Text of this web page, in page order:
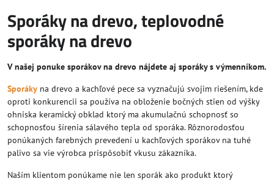
Sporáky na drevo, teplovodné
sporáky na drevo
V našej ponuke sporákov na drevo nájdete aj sporáky s výmenníkom.
Sporáky na drevo a kachľové pece sa vyznačujú svojim riešením, kde
oproti konkurencii sa používa na obloženie bočných stien od výšky
ohniska keramický obklad ktorý ma akumulačnú schopnosť so
schopnosťou šírenia sálavého tepla od sporáka. Rôznorodosťou
ponúkaných farebných prevedení u kachľových sporákov na tuhé
palivo sa vie výrobca prispôsobiť vkusu zákazníka.
Naším klientom ponúkame nie len sporák ako produkt ktorý